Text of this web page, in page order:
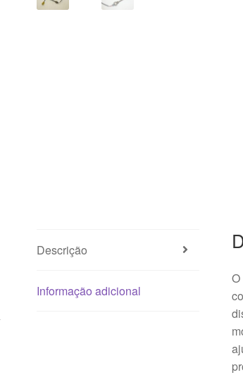
Descrição
Informação adicional